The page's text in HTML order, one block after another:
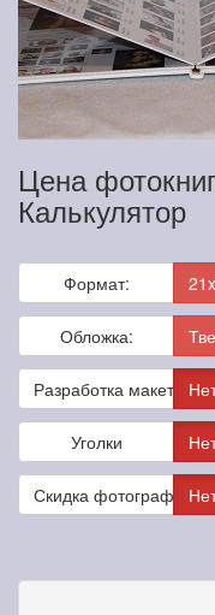
Цена
Калькулятор
Формат:
Обложка:
Разработка макета
Уголки
Скидка фотографам